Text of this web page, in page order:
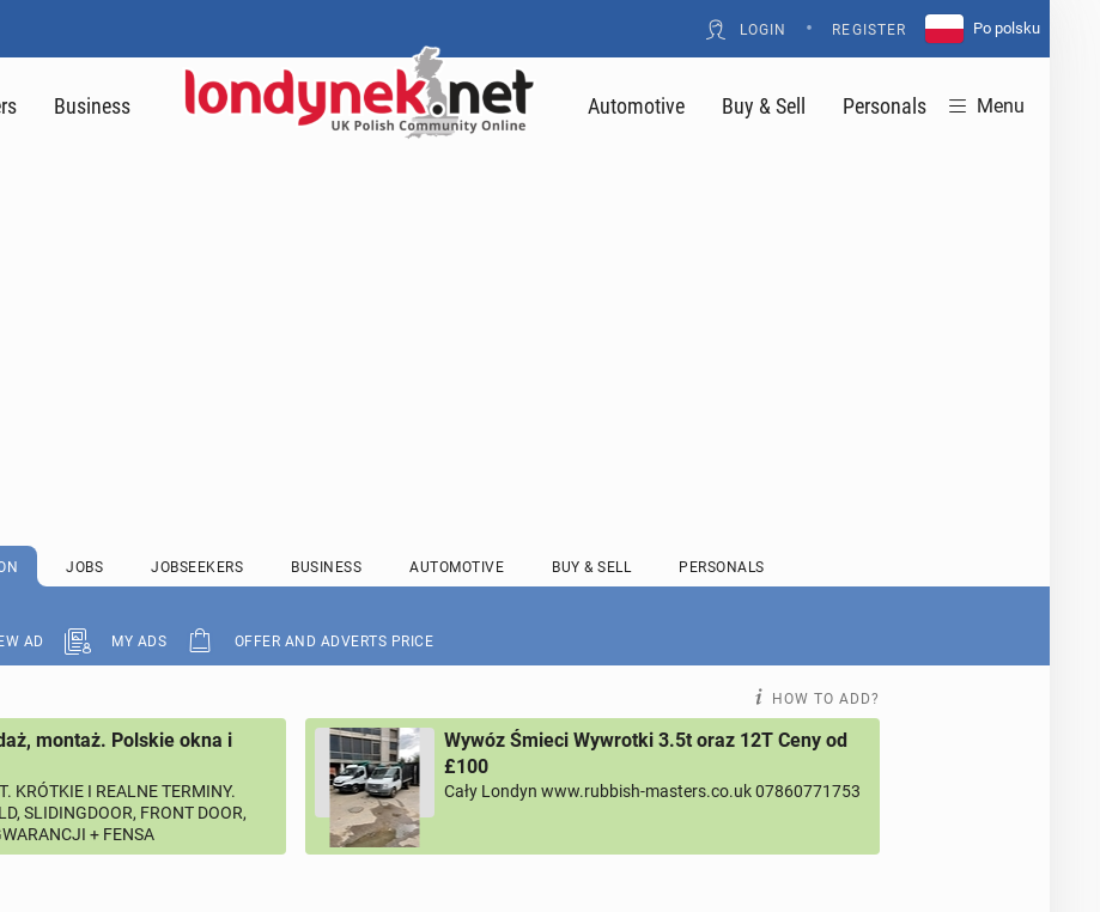
LOGIN • REGISTER Po polsku
Business Automotive Buy & Sell Personals Menu
JOBS JOBSEEKERS BUSINESS AUTOMOTIVE BUY & SELL PERSONALS
AD MY ADS OFFER AND ADVERTS PRICE
HOW TO ADD?
montaż. Polskie okna i
KRÓTKIE I REALNE TERMINY.
SLIDINGDOOR, FRONT DOOR,
+ FENSA
Wywóz Śmieci Wywrotki 3.5t oraz 12T Ceny od
£100
Cały Londyn www.rubbish-masters.co.uk 07860771753